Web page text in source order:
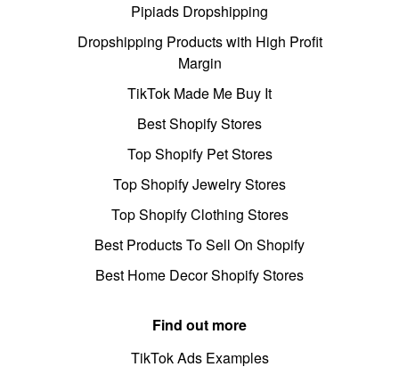
Pipiads Dropshipping
Dropshipping Products with High Profit
Margin
TikTok Made Me Buy It
Best Shopify Stores
Top Shopify Pet Stores
Top Shopify Jewelry Stores
Top Shopify Clothing Stores
Best Products To Sell On Shopify
Best Home Decor Shopify Stores
Find out more
TikTok Ads Examples